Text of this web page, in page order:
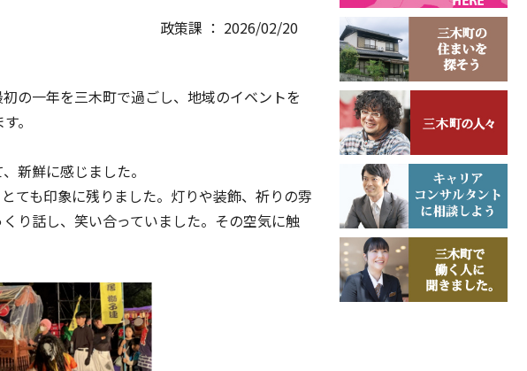
政策課 ： 2026/02/20
の一年を三木町で過ごし、地域のイベントを
。
新鮮に感じました。
ても印象に残りました。灯りや装飾、祈りの雰
り話し、笑い合っていました。その空気に触